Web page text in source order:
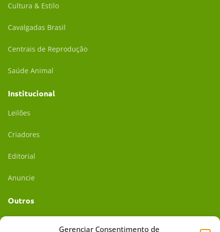
Gerenciar Consentimento de
Cultura & Estilo
Cavalgadas Brasil
Centrais de Reprodução
Saúde Animal
Institucional
Leilões
Criadores
Editorial
Anuncie
Outros